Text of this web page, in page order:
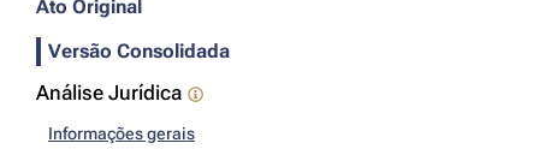
Ato Original
Versão Consolidada
Análise Jurídica
Informações gerais